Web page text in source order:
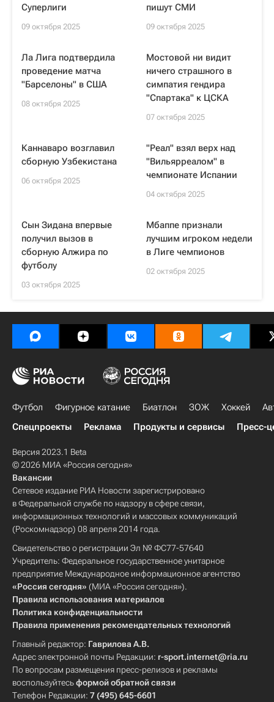
Суперлиги
09 октября 2025
пишут СМИ
09 октября 2025
Ла Лига подтвердила
проведение матча
"Барселоны" в США
08 октября 2025
Мостовой ни видит
ничего страшного в
симпатия гендира
"Спартака" к ЦСКА
07 октября 2025
Каннаваро возглавил
сборную Узбекистана
06 октября 2025
"Реал" взял верх над
"Вильярреалом" в
чемпионате Испании
04 октября 2025
Сын Зидана впервые
получил вызов в
сборную Алжира по
футболу
03 октября 2025
Мбаппе признали
лучшим игроком недели
в Лиге чемпионов
02 октября 2025
Футбол Фигурное катание Биатлон ЗОЖ Хоккей
Спецпроекты
Реклама Продукты и сервисы Пресс-
Версия 2023.1 Beta
© 2026 МИА «Россия сегодня»
Вакансии
Сетевое издание РИА Новости зарегистрировано
в Федеральной службе по надзору в сфере связи,
информационных технологий и массовых коммуникаций
(Роскомнадзор) 08 апреля 2014 года.
Свидетельство о регистрации Эл № ФС77-57640
Учредитель: Федеральное государственное унитарное
предприятие Международное информационное агентство
«Россия сегодня» (МИА «Россия сегодня»).
Правила использования материалов
Политика конфиденциальности
Правила применения рекомендательных технологий
Главный редактор: Гаврилова А.В.
Адрес электронной почты Редакции: r-sport.internet@ria.ru
По вопросам размещения пресс-релизов и рекламы
воспользуйтесьформой обратной связи
Телефон Редакции: 7 (495) 645-6601